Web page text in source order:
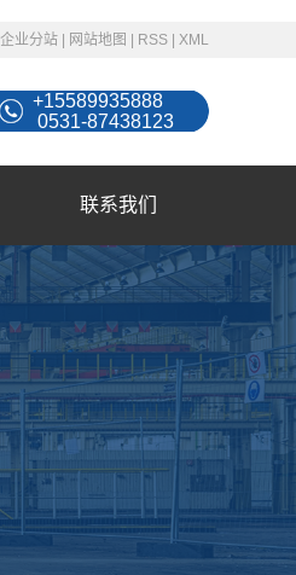
企业分站 网站地图 RSS XML
+15589935888
0531-87438123
联系我们